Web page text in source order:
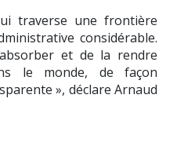
traverse une frontière
considérable.
et de la rendre
le monde, de façon
», déclare Arnaud